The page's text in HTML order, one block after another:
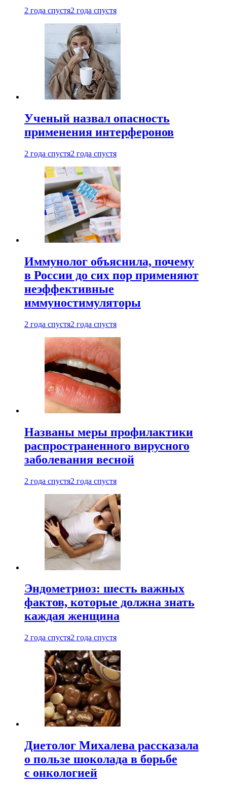
2 года спустя2 года спустя
Ученый назвал опасность
применения интерферонов
2 года спустя2 года спустя
Иммунолог объяснила, почему
в России до сих пор применяют
неэффективные
иммуностимуляторы
2 года спустя2 года спустя
Названы меры профилактики
распространенного вирусного
заболевания весной
2 года спустя2 года спустя
Эндометриоз: шесть важных
фактов, которые должна знать
каждая женщина
2 года спустя2 года спустя
Диетолог Михалева рассказала
о пользе шоколада в борьбе
с онкологией